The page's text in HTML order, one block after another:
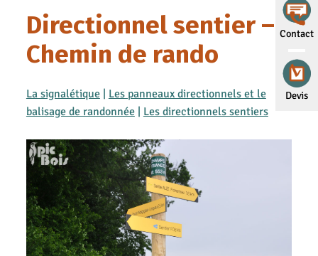
Contact
Devis
Directionnel sentier –
Chemin de rando
La signalétique| Les panneaux directionnels et le
balisage de randonnée| Les directionnels sentiers